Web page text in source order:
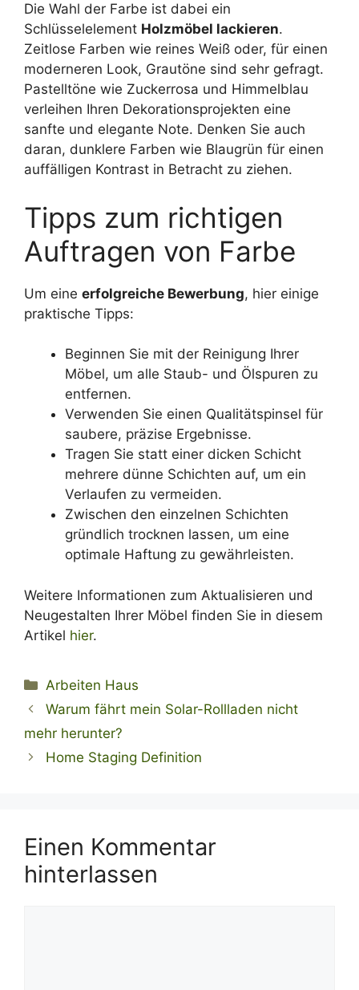
Die Wahl der Farbe ist dabei ein
Schlüsselelement Holzmöbel lackieren.
Zeitlose Farben wie reines Weiß oder, für einen
moderneren Look, Grautöne sind sehr gefragt.
Pastelltöne wie Zuckerrosa und Himmelblau
verleihen Ihren Dekorationsprojekten eine
sanfte und elegante Note. Denken Sie auch
daran, dunklere Farben wie Blaugrün für einen
auffälligen Kontrast in Betracht zu ziehen.
Tipps zum richtigen
Auftragen von Farbe
Um eine erfolgreiche Bewerbung, hier einige
praktische Tipps:
Beginnen Sie mit der Reinigung Ihrer
Möbel, um alle Staub- und Ölspuren zu
entfernen.
Verwenden Sie einen Qualitätspinsel für
saubere, präzise Ergebnisse.
Tragen Sie statt einer dicken Schicht
mehrere dünne Schichten auf, um ein
Verlaufen zu vermeiden.
Zwischen den einzelnen Schichten
gründlich trocknen lassen, um eine
optimale Haftung zu gewährleisten.
Weitere Informationen zum Aktualisieren und
Neugestalten Ihrer Möbel finden Sie in diesem
Artikel hier.
Kategorien
Arbeiten Haus
Warum fährt mein Solar-Rollladen nicht
mehr herunter?
Home Staging Definition
Einen Kommentar
hinterlassen